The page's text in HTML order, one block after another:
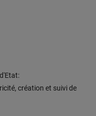
création et suivi de